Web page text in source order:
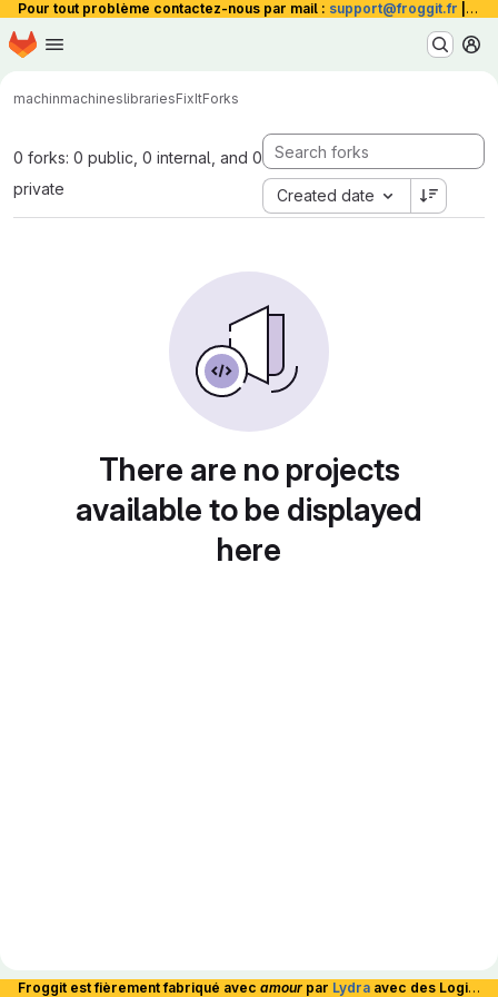
Pour tout problème contactez-nous par mail : support@froggit.fr La
Skip to main content
Homepage
machinmachineslibrariesFixItForks
0 forks: 0 public, 0 internal, and 0
private
Created date
There are no projects
available to be displayed
here
Froggit est fièrement fabriqué avec amour par Lydra avec des Logiciels Libres et hébergé en